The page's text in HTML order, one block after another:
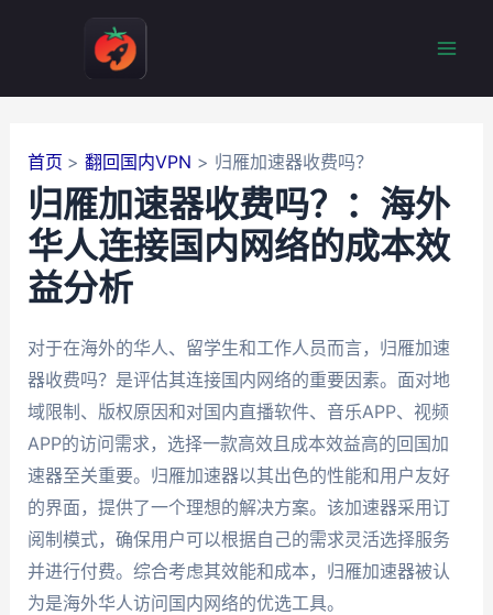
首页 翻回国内VPN 归雁加速器收费吗？
归雁加速器收费吗？：海外
华人连接国内网络的成本效
益分析
对于在海外的华人、留学生和工作人员而言，归雁加速
器收费吗？是评估其连接国内网络的重要因素。面对地
域限制、版权原因和对国内直播软件、音乐APP、视频
APP的访问需求，选择一款高效且成本效益高的回国加
速器至关重要。归雁加速器以其出色的性能和用户友好
的界面，提供了一个理想的解决方案。该加速器采用订
阅制模式，确保用户可以根据自己的需求灵活选择服务
并进行付费。综合考虑其效能和成本，归雁加速器被认
为是海外华人访问国内网络的优选工具。